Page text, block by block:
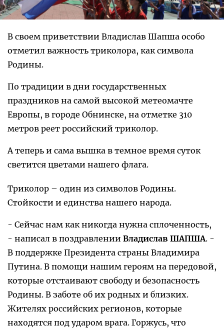
В своем приветствии Владислав Шапша особо
отметил важность триколора, как символа
Родины.
По традиции в дни государственных
праздников на самой высокой метеомачте
Европы, в городе Обнинске, на отметке 310
метров реет российский триколор.
А теперь и сама вышка в темное время суток
светится цветами нашего флага.
Триколор – один из символов Родины.
Стойкости и единства нашего народа.
- Сейчас нам как никогда нужна сплоченность,
- написал в поздравлении Владислав ШАПША. -
В поддержке Президента страны Владимира
Путина. В помощи нашим героям на передовой,
которые отстаивают свободу и безопасность
Родины. В заботе об их родных и близких.
Жителях российских регионов, которые
находятся под ударом врага. Горжусь, что